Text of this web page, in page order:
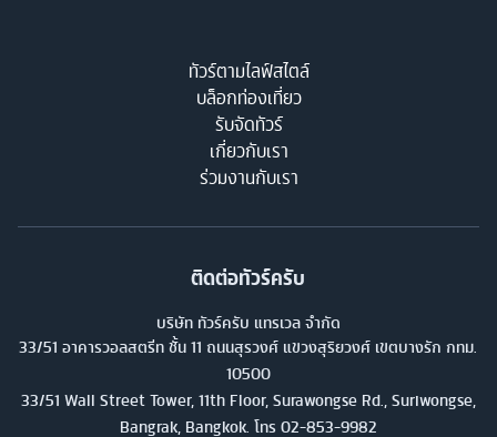
น่ามาเที่ยวมาก ๆ เลยทีเดียวทัวร์ตามไลฟ์สไตล์
บล็อกท่องเที่ยว
รับจัดทัวร์
เกี่ยวกับเรา
ร่วมงานกับเรา
ติดต่อทัวร์ครับ
บริษัท ทัวร์ครับ แทรเวล จำกัด
33/51 อาคารวอลสตรีท ชั้น 11 ถนนสุรวงศ์ แขวงสุริยวงศ์ เขตบางรัก กทม.
10500
33/51 Wall Street Tower, 11th Floor, Surawongse Rd., Suriwongse,
Bangrak, Bangkok. โทร 02-853-9982